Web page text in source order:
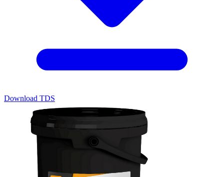
Download TDS